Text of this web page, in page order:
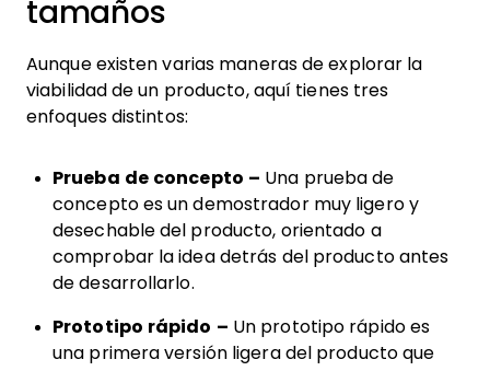
tamaños
Aunque existen varias maneras de explorar la
viabilidad de un producto, aquí tienes tres
enfoques distintos:
Prueba de concepto – Una prueba de
concepto es un demostrador muy ligero y
desechable del producto, orientado a
comprobar la idea detrás del producto antes
de desarrollarlo.
Prototipo rápido – Un prototipo rápido es
una primera versión ligera del producto que